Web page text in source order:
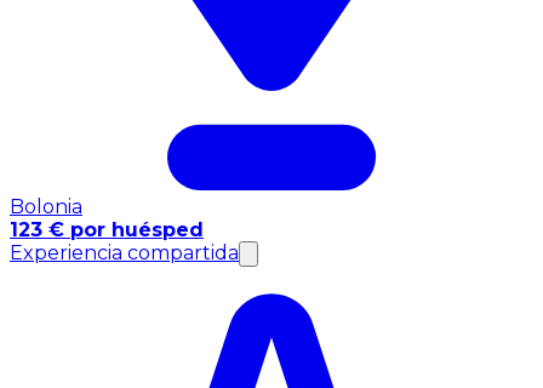
Bolonia
123 € por huésped
Experiencia compartida